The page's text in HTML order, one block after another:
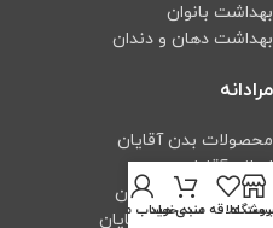
بهداشت بانوان
بهداشت دهان و دندان
مرادانه
محصولات بدن آقایان
اصلاح آقایان
محصولات موی آقایان
محصولات پوست آقایان
علاقه مندی ها
سبد خریدحساب من